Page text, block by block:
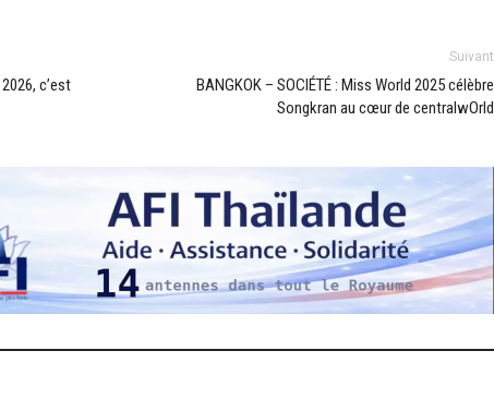
c’est
Suivant
BANGKOK – SOCIÉTÉ : Miss World 2025 célèbre
Songkran au cœur de centralwOrld